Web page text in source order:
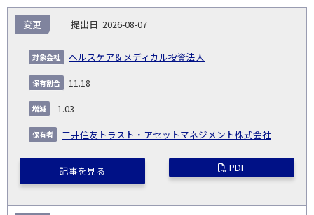
NO.
告
義
務
発
生
日
出
コー
象
業
種
割
2026-08-07
ヘルスケア＆メディカル投資法人
変更
11.18
-1.03
三井住友トラスト・アセットマネジメント株式会社
記事を見る PDF